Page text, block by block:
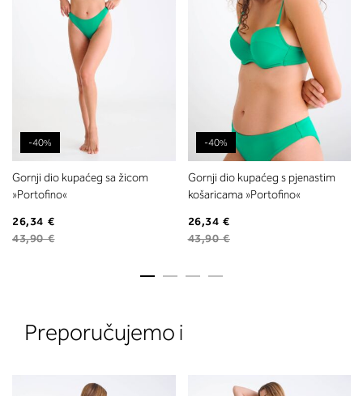
-40%
Gornji dio kupaćeg sa žicom
»Portofino«
26,34 €
43,90 €
-40%
Gornji dio kupaćeg s pjenastim
košaricama »Portofino«
26,34 €
43,90 €
Preporučujemo i
2. Prsni obseg